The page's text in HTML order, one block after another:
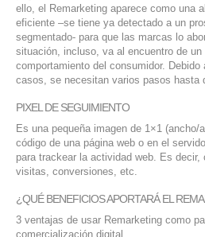
ello, el Remarketing aparece como una
eficiente –se tiene ya detectado a un
segmentado- para que las marcas lo
situación, incluso, va al encuentro de
comportamiento del consumidor.
casos, se necesitan varios pasos hasta
PIXEL DE SEGUIMIENTO
Es una pequeña imagen de 1×1 (ancho/
código de una página web o en el
para trackear la actividad web. Es
visitas, conversiones, etc.
¿QUÉ BENEFICIOS APORTARÁ EL
3 ventajas de usar Remarketing como
comercialización digital